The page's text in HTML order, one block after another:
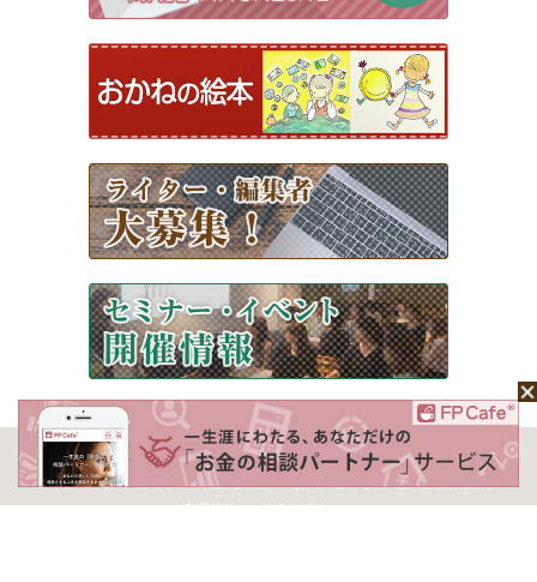
ホーム Mochaについて 運営会社
記事広告掲載について
ライター一覧
ライター・編集者募集
個人情報保護方針
利用規約
サイトポリシー